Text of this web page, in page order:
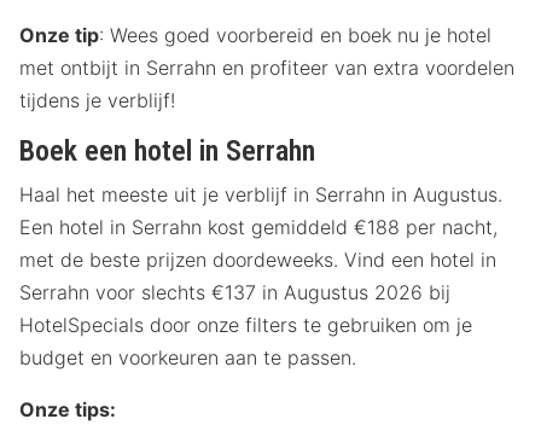
Onze tip: Wees goed voorbereid en boek nu je hotel
met ontbijt in Serrahn en profiteer van extra voordelen
tijdens je verblijf!
Boek een hotel in Serrahn
Haal het meeste uit je verblijf in Serrahn in Augustus.
Een hotel in Serrahn kost gemiddeld €188 per nacht,
met de beste prijzen doordeweeks. Vind een hotel in
Serrahn voor slechts €137 in Augustus 2026 bij
HotelSpecials door onze filters te gebruiken om je
budget en voorkeuren aan te passen.
Onze tips: